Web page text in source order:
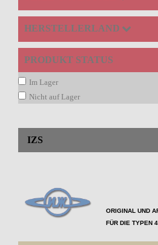
HERSTELLERLAND
PRODUKT STATUS
Im Lager
Nicht auf Lager
IZS
ORIGINAL UND
FÜR DIE TYPEN